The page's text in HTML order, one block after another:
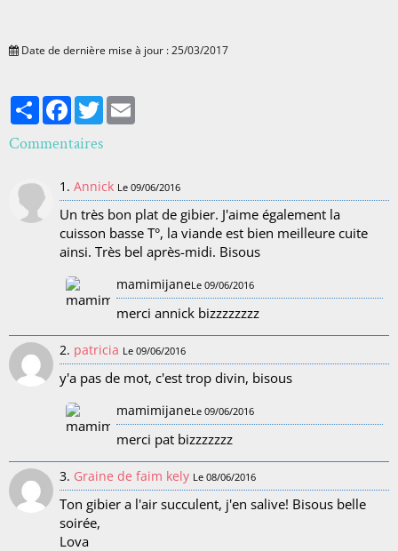
Date de dernière mise à jour : 25/03/2017
PartagerFacebook
Twitter
Commentaires
1. Annick Le 09/06/2016
Un très bon plat de gibier. J'aime également la
cuisson basse T°, la viande est bien meilleure cuite
ainsi. Très bel après-midi. Bisous
mamimijaneLe 09/06/2016
merci annick bizzzzzzzz
2. patricia Le 09/06/2016
y'a pas de mot, c'est trop divin, bisous
mamimijaneLe 09/06/2016
merci pat bizzzzzzz
3. Graine de faim kely Le 08/06/2016
Ton gibier a l'air succulent, j'en salive! Bisous belle
soirée,
Lova